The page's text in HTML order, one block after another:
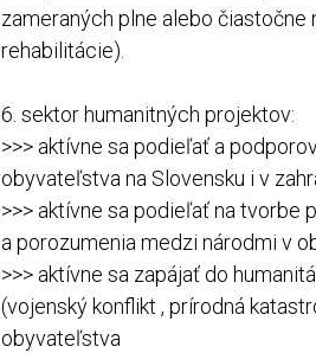
zameraných plne alebo čiastočne
rehabilitácie).
6. sektor humanitných projektov:
>>> aktívne sa podieľať a
obyvateľstva na Slovensku i v
>>> aktívne sa podieľať na tvorbe
a porozumenia medzi národmi v
>>> aktívne sa zapájať do
(vojenský konflikt , prírodná
obyvateľstva